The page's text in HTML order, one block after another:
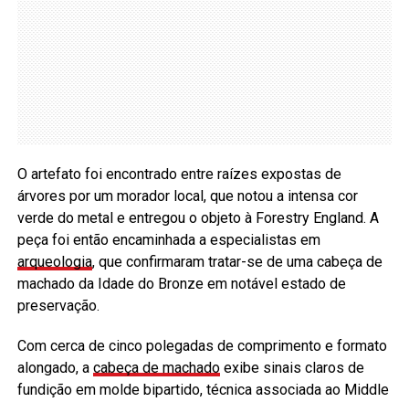
O artefato foi encontrado entre raízes expostas de
árvores por um morador local, que notou a intensa cor
verde do metal e entregou o objeto à Forestry England. A
peça foi então encaminhada a especialistas em
arqueologia, que confirmaram tratar-se de uma cabeça de
machado da Idade do Bronze em notável estado de
preservação.
Com cerca de cinco polegadas de comprimento e formato
alongado, a cabeça de machadoexibe sinais claros de
fundição em molde bipartido, técnica associada ao Middle